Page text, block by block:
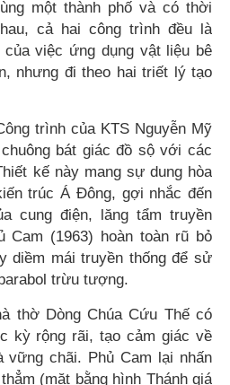
một thành phố và có thời
cả hai công trình đều là
việc ứng dụng vật liệu bê
nhưng đi theo hai triết lý tạo
trình của KTS Nguyễn Mỹ
bát giác đồ sộ với các
kế này mang sự dung hòa
trúc Á Đông, gợi nhắc đến
cung điện, lăng tẩm truyền
Cam (1963) hoàn toàn rũ bỏ
diềm mái truyền thống để sử
trừu tượng.
thờ Dòng Chúa Cứu Thế có
kỳ rộng rãi, tạo cảm giác về
chãi. Phủ Cam lại nhấn
(mặt bằng hình Thánh giá